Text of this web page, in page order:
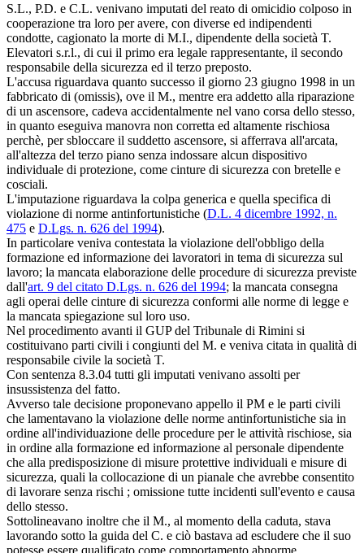
S.L., P.D. e C.L. venivano imputati del reato di omicidio colposo in
cooperazione tra loro per avere, con diverse ed indipendenti
condotte, cagionato la morte di M.I., dipendente della società T.
Elevatori s.r.l., di cui il primo era legale rappresentante, il secondo
responsabile della sicurezza ed il terzo preposto.
L'accusa riguardava quanto successo il giorno 23 giugno 1998 in un
fabbricato di (omissis), ove il M., mentre era addetto alla riparazione
di un ascensore, cadeva accidentalmente nel vano corsa dello stesso,
in quanto eseguiva manovra non corretta ed altamente rischiosa
perchè, per sbloccare il suddetto ascensore, si afferrava all'arcata,
all'altezza del terzo piano senza indossare alcun dispositivo
individuale di protezione, come cinture di sicurezza con bretelle e
cosciali.
L'imputazione riguardava la colpa generica e quella specifica di
violazione di norme antinfortunistiche (D.L. 4 dicembre 1992, n.
475 e D.Lgs. n. 626 del 1994).
In particolare veniva contestata la violazione dell'obbligo della
formazione ed informazione dei lavoratori in tema di sicurezza sul
lavoro; la mancata elaborazione delle procedure di sicurezza previste
dall'art. 9 del citato D.Lgs. n. 626 del 1994; la mancata consegna
agli operai delle cinture di sicurezza conformi alle norme di legge e
la mancata spiegazione sul loro uso.
Nel procedimento avanti il GUP del Tribunale di Rimini si
costituivano parti civili i congiunti del M. e veniva citata in qualità di
responsabile civile la società T.
Con sentenza 8.3.04 tutti gli imputati venivano assolti per
insussistenza del fatto.
Avverso tale decisione proponevano appello il PM e le parti civili
che lamentavano la violazione delle norme antinfortunistiche sia in
ordine all'individuazione delle procedure per le attività rischiose, sia
in ordine alla formazione ed informazione al personale dipendente
che alla predisposizione di misure protettive individuali e misure di
sicurezza, quali la collocazione di un pianale che avrebbe consentito
di lavorare senza rischi ; omissione tutte incidenti sull'evento e causa
dello stesso.
Sottolineavano inoltre che il M., al momento della caduta, stava
lavorando sotto la guida del C. e ciò bastava ad escludere che il suo
potesse essere qualificato come comportamento abnorme.